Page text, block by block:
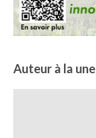
Auteur à la une